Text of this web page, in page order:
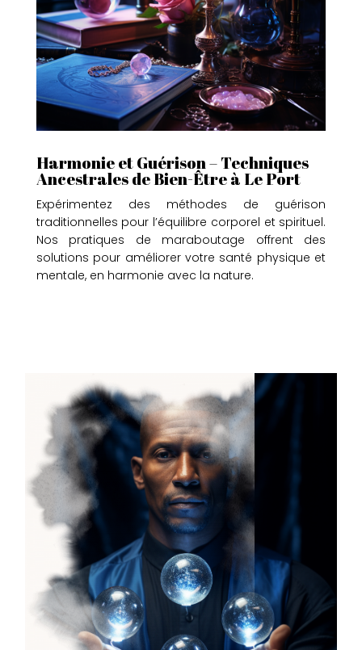
Harmonie et Guérison – Techniques
Ancestrales de Bien-Être à Le Port
Expérimentez des méthodes de guérison
traditionnelles pour l’équilibre corporel et spirituel.
Nos pratiques de maraboutage offrent des
solutions pour améliorer votre santé physique et
mentale, en harmonie avec la nature.